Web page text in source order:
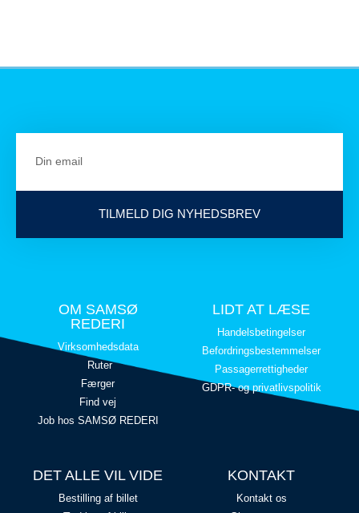
TILMELD DIG NYHEDSBREV
OM SAMSØ
REDERI
Virksomhedsdata
Ruter
Færger
Find vej
Job hos SAMSØ REDERI
LIDT AT LÆSE
Handelsbetingelser
Befordringsbestemmelser
Passagerrettigheder
GDPR- og privatlivspolitik
DET ALLE VIL VIDE
Bestilling af billet
KONTAKT
Kontakt os